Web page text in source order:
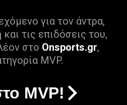
για τον άντρα,
τις επιδόσεις του,
στο Onsports.gr,
MVP.
MVP!